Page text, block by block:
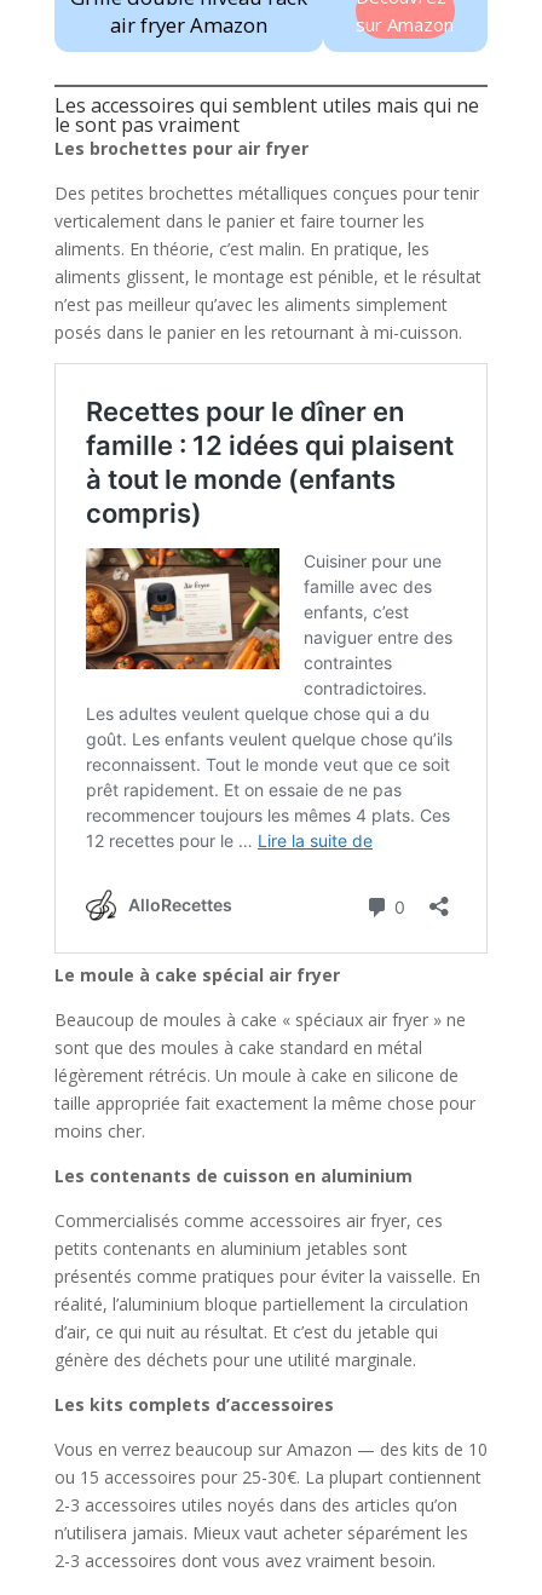
air fryer Amazon
sur Amazon
Les accessoires qui semblent utiles mais qui ne
le sont pas vraiment
Les brochettes pour air fryer
Des petites brochettes métalliques conçues pour tenir
verticalement dans le panier et faire tourner les
aliments. En théorie, c’est malin. En pratique, les
aliments glissent, le montage est pénible, et le résultat
n’est pas meilleur qu’avec les aliments simplement
posés dans le panier en les retournant à mi-cuisson.
Le moule à cake spécial air fryer
Beaucoup de moules à cake « spéciaux air fryer » ne
sont que des moules à cake standard en métal
légèrement rétrécis. Un moule à cake en silicone de
taille appropriée fait exactement la même chose pour
moins cher.
Les contenants de cuisson en aluminium
Commercialisés comme accessoires air fryer, ces
petits contenants en aluminium jetables sont
présentés comme pratiques pour éviter la vaisselle. En
réalité, l’aluminium bloque partiellement la circulation
d’air, ce qui nuit au résultat. Et c’est du jetable qui
génère des déchets pour une utilité marginale.
Les kits complets d’accessoires
Vous en verrez beaucoup sur Amazon — des kits de 10
ou 15 accessoires pour 25-30€. La plupart contiennent
2-3 accessoires utiles noyés dans des articles qu’on
n’utilisera jamais. Mieux vaut acheter séparément les
2-3 accessoires dont vous avez vraiment besoin.